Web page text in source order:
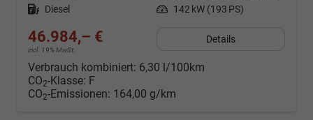
Kraftstoff Diesel Leistung 142 kW (193 PS)
46.984,– €
incl. 19% MwSt.
Details
Verbrauch kombiniert: 6,30 l/100km
CO2-Klasse: F
CO2-Emissionen: 164,00 g/km